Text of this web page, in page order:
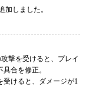
加しました。
撃を受けると、プレイ
合を修正。
受けると、ダメージが1